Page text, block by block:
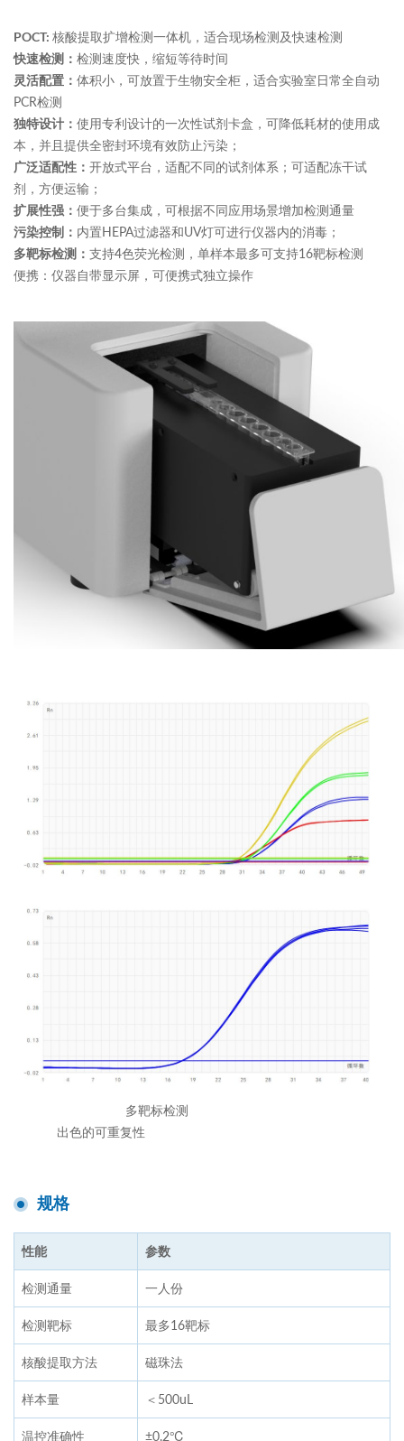
POCT: 核酸提取扩增检测一体机，适合现场检测及快速检测
快速检测： 检测速度快，缩短等待时间
灵活配置： 体积小，可放置于生物安全柜，适合实验室日常全自动
PCR检测
独特设计： 使用专利设计的一次性试剂卡盒，可降低耗材的使用成
本，并且提供全密封环境有效防止污染；
广泛适配性： 开放式平台，适配不同的试剂体系；可适配冻干试
剂，方便运输；
扩展性强： 便于多台集成，可根据不同应用场景增加检测通量
污染控制： 内置HEPA过滤器和UV灯可进行仪器内的消毒；
多靶标检测： 支持4色荧光检测，单样本最多可支持16靶标检测
便携：仪器自带显示屏，可便携式独立操作
多靶标检测
出色的可重复性
规格
性能 参数
检测通量 一人份
检测靶标 最多16靶标
核酸提取方法 磁珠法
样本量 ＜500uL
温控准确性 ±0.2℃